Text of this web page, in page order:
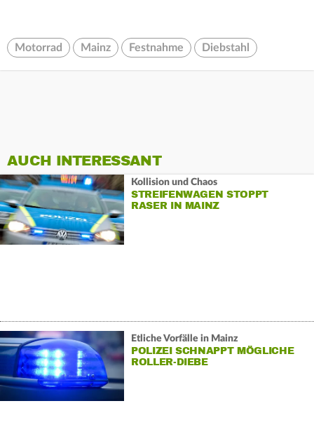
Motorrad Mainz Festnahme Diebstahl
AUCH INTERESSANT
Kollision und Chaos
STREIFENWAGEN STOPPT
RASER IN MAINZ
Etliche Vorfälle in Mainz
POLIZEI SCHNAPPT MÖGLICHE
ROLLER-DIEBE